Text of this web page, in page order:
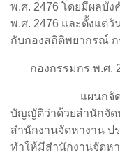
พ.ศ. 2476 โดยมีผลบั
พ.ศ. 2476 และตั้งแต่
กับกองสถิติพยากรณ์
กองกรรมกร พ.ศ.
แผนกจัดหางาน
บัญญัติว่าด้วยสำนักจัด
สำนักงานจัดหางาน ป
ทำให้มีสำนักงานจัดห